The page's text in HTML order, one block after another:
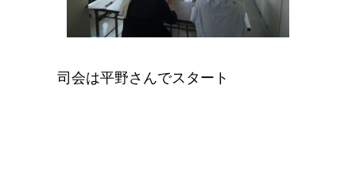
司会は平野さんでスタート